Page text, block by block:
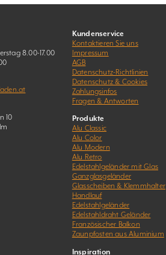
8.00-17.00
10
Kundenservice
Kontaktieren Sie uns
Impressum
AGB
Datenschutz-Richtlinien
Datenschutz & Cookies
Zahlungsinfos
Fragen & Antworten
Produkte
Alu Classic
Alu Color
Alu Modern
Alu Retro
Edelstahlgeländer mit Glas
Ganzglasgeländer
Glasscheiben & Klemmhalter
Handlauf
Edelstahlgeländer
Edelstahldraht Geländer
Französischer Balkon
Zaunpfosten aus Aluminium
Inspiration